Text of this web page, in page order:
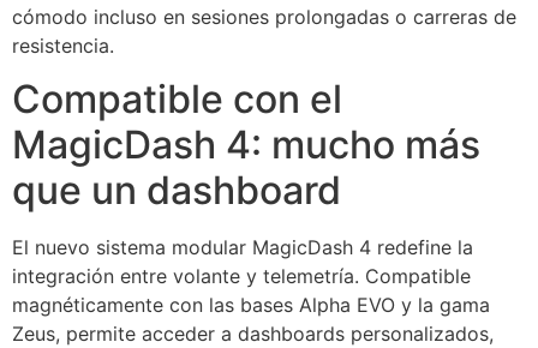
cómodo incluso en sesiones prolongadas o carreras de
resistencia.
Compatible con el
MagicDash 4: mucho más
que un dashboard
El nuevo sistema modular MagicDash 4 redefine la
integración entre volante y telemetría. Compatible
magnéticamente con las bases Alpha EVO y la gama
Zeus, permite acceder a dashboards personalizados,